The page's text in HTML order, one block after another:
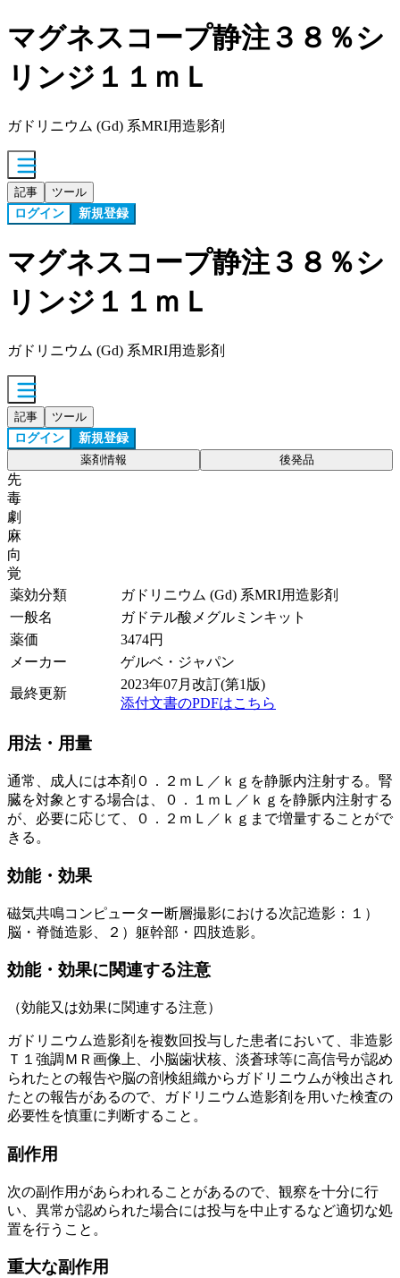
マグネスコープ静注３８％シ
リンジ１１ｍＬ
ガドリニウム (Gd) 系MRI用造影剤
記事 ツール
ログイン 新規登録
マグネスコープ静注３８％シ
リンジ１１ｍＬ
ガドリニウム (Gd) 系MRI用造影剤
記事 ツール
ログイン 新規登録
薬剤情報 後発品
先
毒
劇
麻
向
覚
薬効分類
ガドリニウム (Gd) 系MRI用造影剤
一般名
ガドテル酸メグルミンキット
薬価
3474円
メーカー
ゲルベ・ジャパン
最終更新
2023年07月改訂(第1版)
添付文書のPDFはこちら
用法・用量
通常、成人には本剤０．２ｍＬ／ｋｇを静脈内注射する。腎
臓を対象とする場合は、０．１ｍＬ／ｋｇを静脈内注射する
が、必要に応じて、０．２ｍＬ／ｋｇまで増量することがで
きる。
効能・効果
磁気共鳴コンピューター断層撮影における次記造影：１）
脳・脊髄造影、２）躯幹部・四肢造影。
効能・効果に関連する注意
（効能又は効果に関連する注意）
ガドリニウム造影剤を複数回投与した患者において、非造影
Ｔ１強調ＭＲ画像上、小脳歯状核、淡蒼球等に高信号が認め
られたとの報告や脳の剖検組織からガドリニウムが検出され
たとの報告があるので、ガドリニウム造影剤を用いた検査の
必要性を慎重に判断すること。
副作用
次の副作用があらわれることがあるので、観察を十分に行
い、異常が認められた場合には投与を中止するなど適切な処
置を行うこと。
重大な副作用